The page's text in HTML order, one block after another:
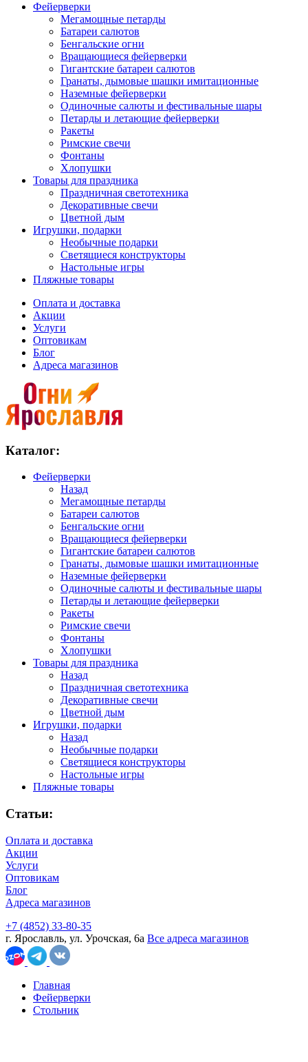
Фейерверки
Мегамощные петарды
Батареи салютов
Бенгальские огни
Вращающиеся фейерверки
Гигантские батареи салютов
Гранаты, дымовые шашки имитационные
Наземные фейерверки
Одиночные салюты и фестивальные шары
Петарды и летающие фейерверки
Ракеты
Римские свечи
Фонтаны
Хлопушки
Товары для праздника
Праздничная светотехника
Декоративные свечи
Цветной дым
Игрушки, подарки
Необычные подарки
Светящиеся конструкторы
Настольные игры
Пляжные товары
Оплата и доставка
Акции
Услуги
Оптовикам
Блог
Адреса магазинов
Каталог:
Фейерверки
Назад
Мегамощные петарды
Батареи салютов
Бенгальские огни
Вращающиеся фейерверки
Гигантские батареи салютов
Гранаты, дымовые шашки имитационные
Наземные фейерверки
Одиночные салюты и фестивальные шары
Петарды и летающие фейерверки
Ракеты
Римские свечи
Фонтаны
Хлопушки
Товары для праздника
Назад
Праздничная светотехника
Декоративные свечи
Цветной дым
Игрушки, подарки
Назад
Необычные подарки
Светящиеся конструкторы
Настольные игры
Пляжные товары
Статьи:
Оплата и доставка
Акции
Услуги
Оптовикам
Блог
Адреса магазинов
+7 (4852) 33-80-35
г. Ярославль, ул. Урочская, 6а Все адреса магазинов
Главная
Фейерверки
Стольник